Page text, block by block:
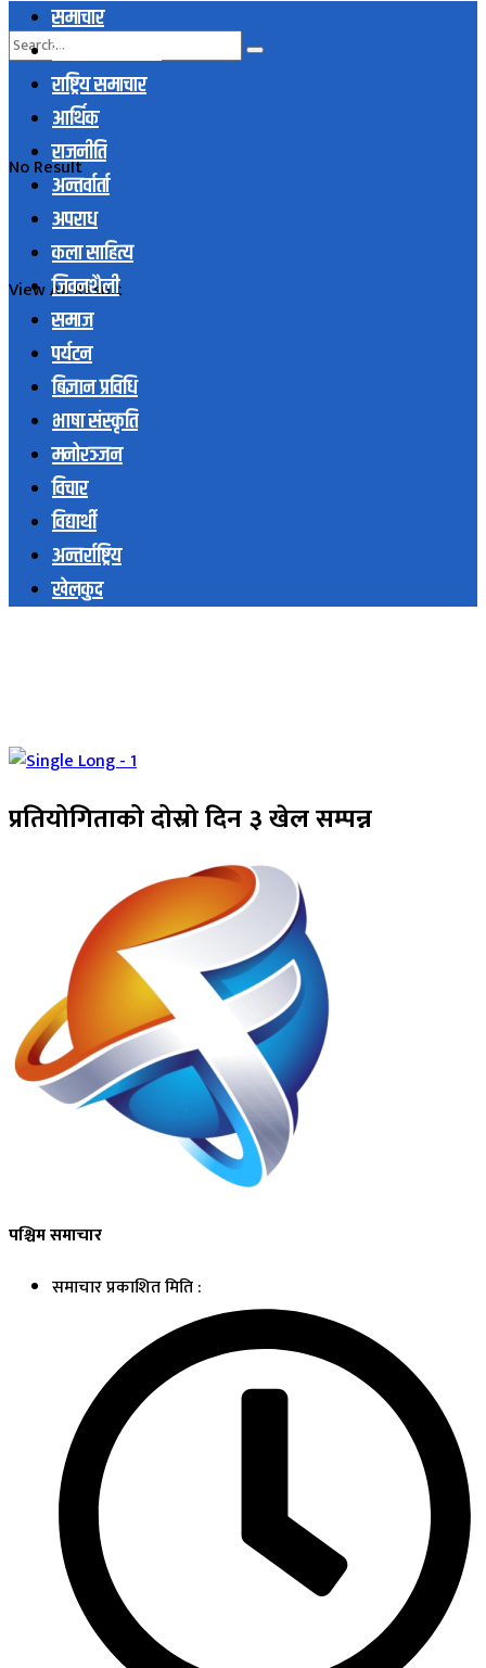
No Result
View All Result
समाचार
स्थानिय समाचार
राष्ट्रिय समाचार
आर्थिक
राजनीति
अन्तर्वार्ता
अपराध
कला साहित्य
जिवनशैली
समाज
पर्यटन
बिज्ञान प्रविधि
भाषा संस्कृति
मनोरञ्जन
विचार
विद्यार्थी
अन्तर्राष्ट्रिय
खेलकुद
प्रतियोगिताको दोस्रो दिन ३ खेल सम्पन्न
पश्चिम समाचार
समाचार प्रकाशित मिति :